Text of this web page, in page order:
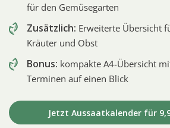
für den Gemüsegarten
Zusätzlich: Erweiterte Übersicht
Kräuter und Obst
Bonus: kompakte A4-Übersicht
Terminen auf einen Blick
Jetzt Aussaatkalender für